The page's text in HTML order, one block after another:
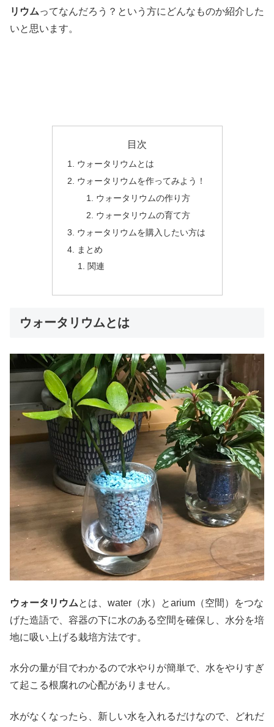
リウムってなんだろう？という方にどんなものか紹介した
いと思います。
目次
ウォータリウムとは
ウォータリウムを作ってみよう！
ウォータリウムの作り方
ウォータリウムの育て方
ウォータリウムを購入したい方は
まとめ
関連
ウォータリウムとは
ウォータリウムとは、water（水）とarium（空間）をつな
げた造語で、容器の下に水のある空間を確保し、水分を培
地に吸い上げる栽培方法です。
水分の量が目でわかるので水やりが簡単で、水をやりすぎ
て起こる根腐れの心配がありません。
水がなくなったら、新しい水を入れるだけなので、どれだ